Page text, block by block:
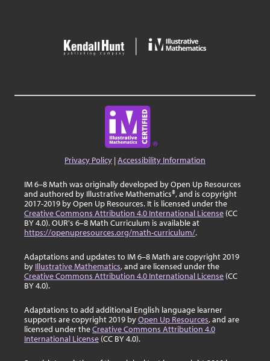
Privacy Policy |Accessibility Information
IM 6–8 Math was originally developed by Open Up Resources
and authored by Illustrative Mathematics®, and is copyright
2017-2019 by Open Up Resources. It is licensed under the
Creative Commons Attribution 4.0 International License (CC
BY 4.0). OUR's 6–8 Math Curriculum is available at
https://openupresources.org/math-curriculum/.
Adaptations and updates to IM 6–8 Math are copyright 2019
by Illustrative Mathematics, and are licensed under the
Creative Commons Attribution 4.0 International License (CC
BY 4.0).
Adaptations to add additional English language learner
supports are copyright 2019 byOpen Up Resources, and are
licensed under theCreative Commons Attribution 4.0
International License (CC BY 4.0).